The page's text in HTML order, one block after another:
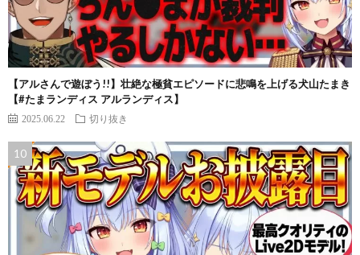
【アルさんで遊ぼう!!】壮絶な極貧エピソードに悲鳴を上げる犬山たまき
【#たまランディス アルランディス】
2025.06.22 切り抜き